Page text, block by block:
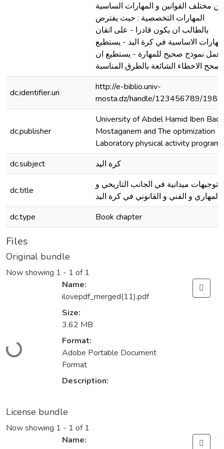
بين مختلف القوانين و المهارات الساسية
المهارات التخصصية : حيث يفترض
بالطالب ان يكون قادرا - على اتقان
الاساسية في كرة اليد - يستطيع
عمل نموذج صحيح للمهارة - يستطيع ان
يصحح الاخطاء الشائعة بالطرق المناسبة
dc.identifier.uri
http://e-biblio.univ-
mosta.dz/handle/123456789/
dc.publisher
University of Abdel Hamid Iben
Mostaganem and The optimization
Laboratory physical activity programs
dc.subject
كرة اليد
dc.title
توجيهات ميدانية في الجانب التاريخي و
المهاري و الفني و القانوني في كرة اليد
dc.type
Book chapter
Files
Original bundle
Now showing 1 - 1 of 1
Loading...
Name:
ilovepdf_merged(11).pdf
Size:
3.62 MB
Format:
Adobe Portable Document
Format
Description:
License bundle
Now showing 1 - 1 of 1
Name: